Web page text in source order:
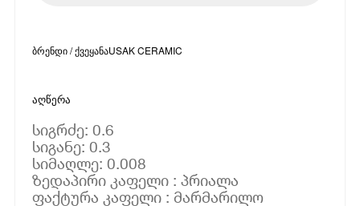
ბრენდი / ქვეყანაUSAK CERAMIC
აღწერა
სიგრძე: 0.6
სიგანე: 0.3
სიმაღლე: 0.008
ზედაპირი კაფელი : პრიალა
ფაქტურა კაფელი : მარმარილო